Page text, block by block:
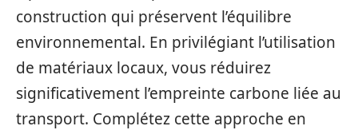
construction qui préservent l’équilibre
environnemental. En privilégiant l’utilisation
de matériaux locaux, vous réduirez
significativement l’empreinte carbone liée au
transport. Complétez cette approche en